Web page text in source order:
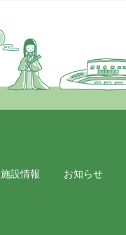
設情報 お知らせ